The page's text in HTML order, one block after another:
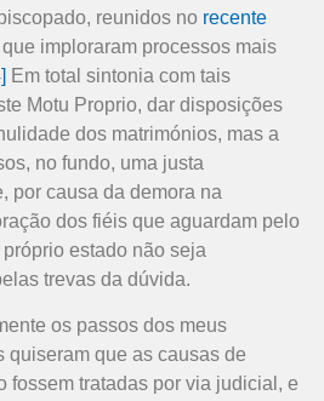
reunidos no recente
que imploraram processos mais
Em total sintonia com tais
Motu Proprio, dar disposições
dos matrimónios, mas a
no fundo, uma justa
por causa da demora na
dos fiéis que aguardam pelo
estado não seja
trevas da dúvida.
os passos dos meus
quiseram que as causas de
fossem tratadas por via judicial, e